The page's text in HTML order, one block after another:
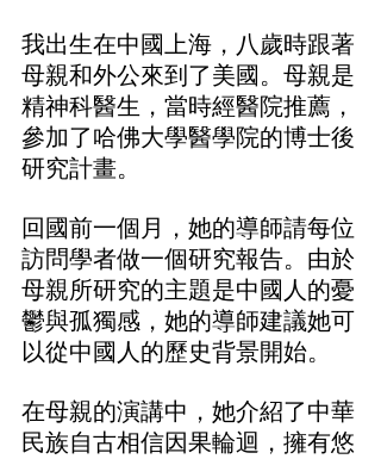
我出生在中國上海，八歲時跟著
母親和外公來到了美國。母親是
精神科醫生，當時經醫院推薦，
參加了哈佛大學醫學院的博士後
研究計畫。
回國前一個月，她的導師請每位
訪問學者做一個研究報告。由於
母親所研究的主題是中國人的憂
鬱與孤獨感，她的導師建議她可
以從中國人的歷史背景開始。
在母親的演講中，她介紹了中華
民族自古相信因果輪迴，擁有悠